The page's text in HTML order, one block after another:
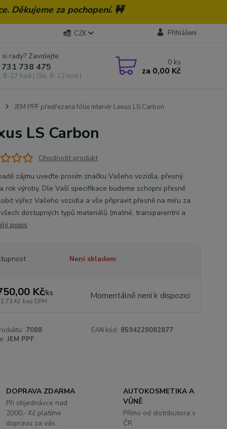
Děkujeme za pochopení. 🚧
CZK Přihlášení
rady? Zavolejte.
738 475
8-17 hod.) (So, 8-12 hod.)
0 ks
za 0,00 Kč
JEM PPF předřezaná fólie interiér Lexus LS Carbon
LS Carbon
Ohodnotit produkt
zájmu uveďte prosím značku Vašeho vozidla, přesný
rok výroby. Dle Vaší specifikace budeme schopni přesně
výřez Vašeho vozidla a vše připravit přesně na míru za
dostupných typů materiálů (matné, transparentní a
popis
Není skladem
Kč/ks
Kč bez DPH Momentálně není k dispozici
7088 EAN kód: 8594228082877
JEM PPF
DOPRAVA ZDARMA
Při objednávce nad
2000,- Kč platíme
dopravu za vás.
AUTOKOSMETIKA A
VŮNĚ
Přímo od distributora v
ČR